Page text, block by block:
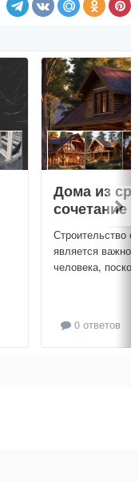
Дома из
сочетание
Строительство
является
человека,
0 ответов